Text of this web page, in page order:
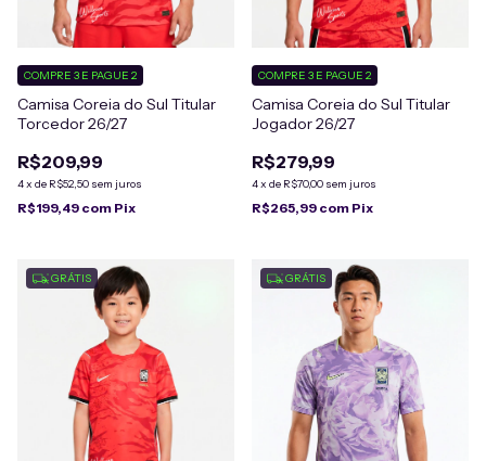
Camisa Coreia do Sul Titular
Torcedor 26/27
R$209,99
4x de R$52,50 sem juros
COMPRE 3 E PAGUE 2
R$199,49 com Pix
Camisa Coreia do Sul Titular
Jogador 26/27
R$279,99
4x de R$70,00 sem juros
COMPRE 3 E PAGUE 2
R$265,99 com Pix
GRÁTIS GRÁTIS